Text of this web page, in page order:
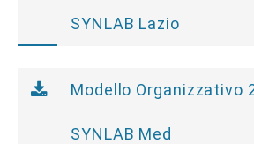
SYNLAB Lazio
Modello Organizzativo
SYNLAB Med